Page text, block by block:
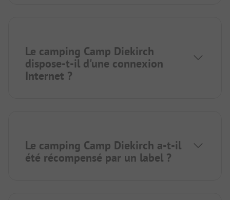
Le camping Camp Diekirch
dispose-t-il d'une connexion
Internet ?
Le camping Camp Diekirch a-t-il
été récompensé par un label ?